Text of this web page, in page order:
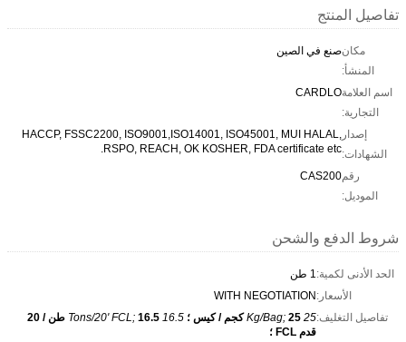
تفاصيل المنتج
مكان
المنشأ:
صنع في الصين
اسم العلامة
التجارية:
CARDLO
إصدار
الشهادات:
HACCP, FSSC2200, ISO9001,ISO14001, ISO45001, MUI HALAL,
RSPO, REACH, OK KOSHER, FDA certificate etc.
رقم
الموديل:
CAS200
شروط الدفع والشحن
الحد الأدنى لكمية:1 طن
الأسعار:WITH NEGOTIATION
تفاصيل التغليف:25 Kg/Bag; 25 كجم / كيس ؛ 16.5 Tons/20' FCL;
16.5 طن / 20
قدم FCL ؛